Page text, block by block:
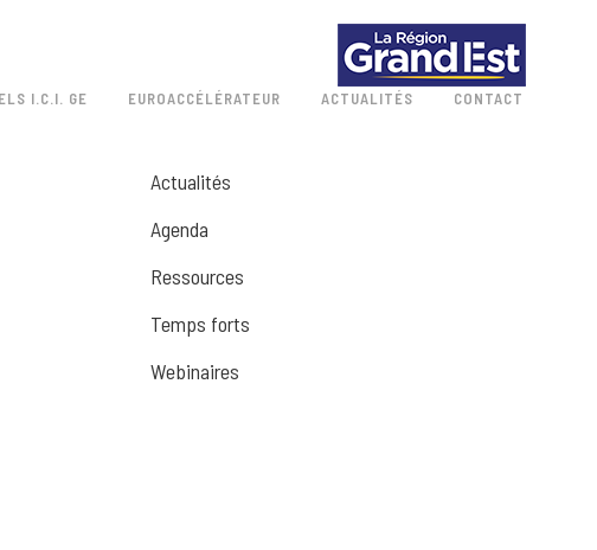
I.C.I. GE EUROACCÉLÉRATEUR ACTUALITÉS CONTACT
Actualités
Agenda
Ressources
Temps forts
Webinaires